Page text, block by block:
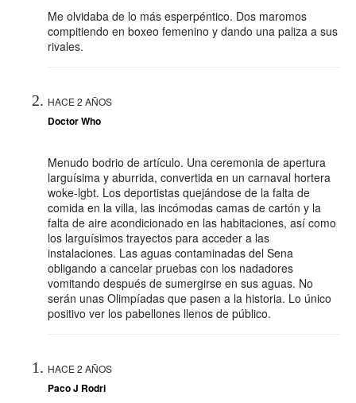
Me olvidaba de lo más esperpéntico. Dos maromos
compitiendo en boxeo femenino y dando una paliza a sus
rivales.
HACE 2 AÑOS
Doctor Who
Menudo bodrio de artículo. Una ceremonia de apertura
larguísima y aburrida, convertida en un carnaval hortera
woke-lgbt. Los deportistas quejándose de la falta de
comida en la villa, las incómodas camas de cartón y la
falta de aire acondicionado en las habitaciones, así como
los larguísimos trayectos para acceder a las
instalaciones. Las aguas contaminadas del Sena
obligando a cancelar pruebas con los nadadores
vomitando después de sumergirse en sus aguas. No
serán unas Olimpíadas que pasen a la historia. Lo único
positivo ver los pabellones llenos de público.
HACE 2 AÑOS
Paco J Rodri